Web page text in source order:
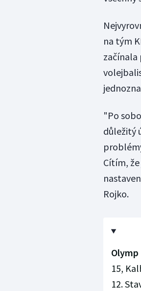
na tým
začínala
"Po
důležitý
Cítím,
Rojko.
Olymp
15,
12.